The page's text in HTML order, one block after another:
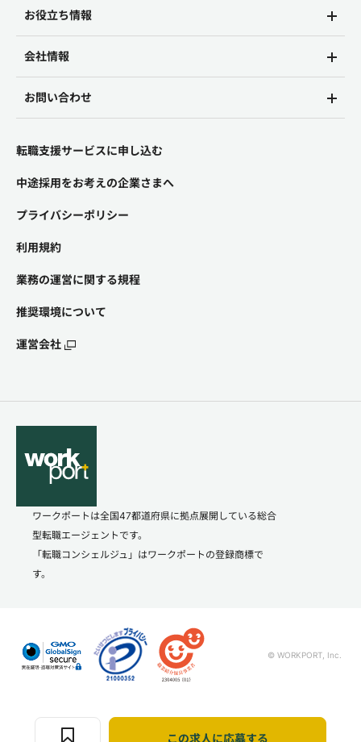
この求人に応募する
お役立ち情報
会社情報
お問い合わせ
転職支援サービスに申し込む
中途採用をお考えの企業さまへ
プライバシーポリシー
利用規約
業務の運営に関する規程
推奨環境について
運営会社
ワークポートは全国47都道府県に拠点展開している総合
型転職エージェントです。
「転職コンシェルジュ」はワークポートの登録商標で
す。
© WORKPORT, Inc.